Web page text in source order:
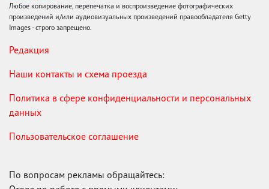
Любое копирование, перепечатка и воспроизведение фотографических
произведений и/или аудиовизуальных произведений правообладателя Getty
Images - строго запрещено.
Редакция
Наши контакты и схема проезда
Политика в сфере конфиденциальности и персональных
данных
Пользовательское соглашение
По вопросам рекламы обращайтесь: